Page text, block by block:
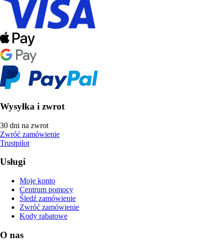
Wysyłka i zwrot
30 dni na zwrot
Zwróć zamówienie
Trustpilot
Usługi
Moje konto
Centrum pomocy
Śledź zamówienie
Zwróć zamówienie
Kody rabatowe
O nas